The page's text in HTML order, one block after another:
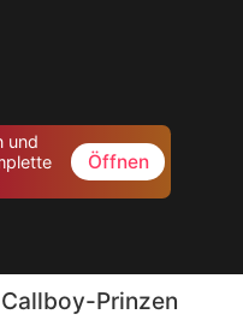
und
Öffnen
Prinzen